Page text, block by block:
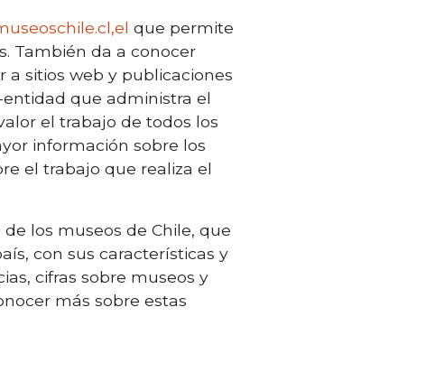
que permite
También da a conocer
sitios web y publicaciones
entidad que administra el
el trabajo de todos los
información sobre los
el trabajo que realiza el
los museos de Chile, que
con sus características y
cifras sobre museos y
más sobre estas